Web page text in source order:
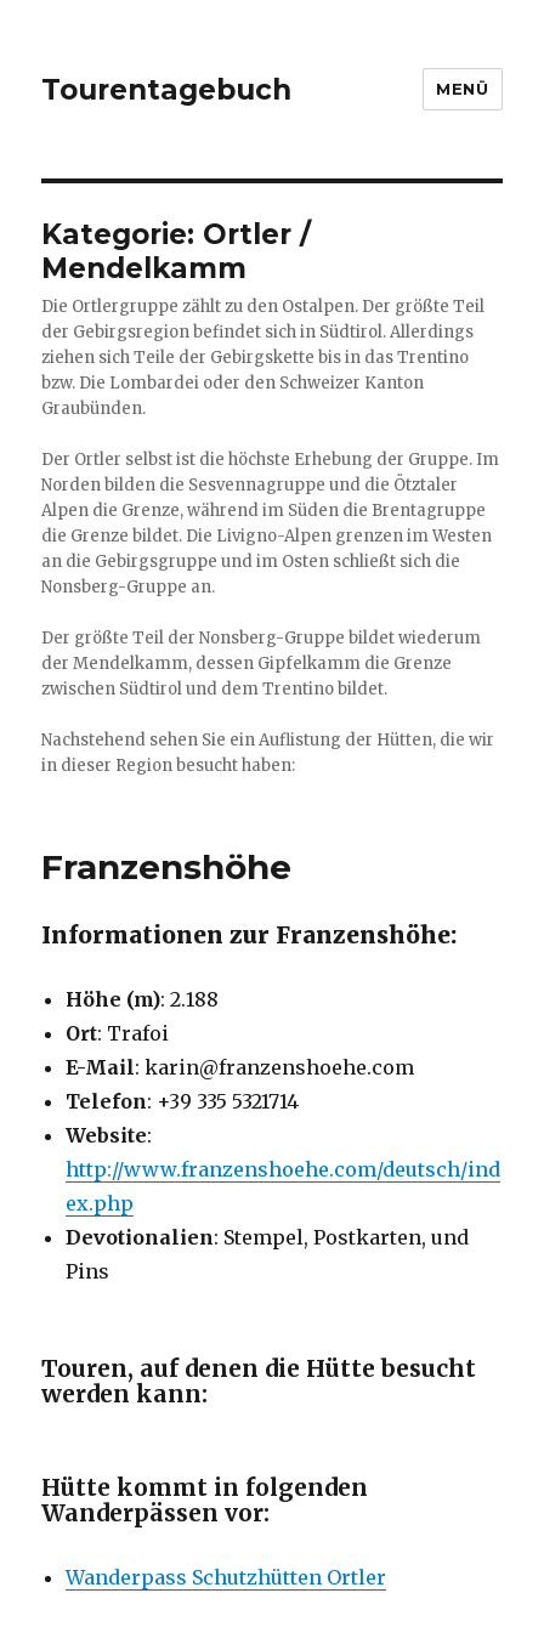
Tourentagebuch MENÜ
Kategorie: Ortler /
Mendelkamm
Die Ortlergruppe zählt zu den Ostalpen. Der größte Teil
der Gebirgsregion befindet sich in Südtirol. Allerdings
ziehen sich Teile der Gebirgskette bis in das Trentino
bzw. Die Lombardei oder den Schweizer Kanton
Graubünden.
Der Ortler selbst ist die höchste Erhebung der Gruppe. Im
Norden bilden die Sesvennagruppe und die Ötztaler
Alpen die Grenze, während im Süden die Brentagruppe
die Grenze bildet. Die Livigno-Alpen grenzen im Westen
an die Gebirgsgruppe und im Osten schließt sich die
Nonsberg-Gruppe an.
Der größte Teil der Nonsberg-Gruppe bildet wiederum
der Mendelkamm, dessen Gipfelkamm die Grenze
zwischen Südtirol und dem Trentino bildet.
Nachstehend sehen Sie ein Auflistung der Hütten, die wir
in dieser Region besucht haben:
Franzenshöhe
Informationen zur Franzenshöhe:
Höhe (m): 2.188
Ort: Trafoi
E-Mail: karin@franzenshoehe.com
Telefon: +39 335 5321714
Website:
http://www.franzenshoehe.com/deutsch/ind
ex.php
Devotionalien: Stempel, Postkarten, und
Pins
Touren, auf denen die Hütte besucht
werden kann:
Hütte kommt in folgenden
Wanderpässen vor:
Wanderpass Schutzhütten Ortler